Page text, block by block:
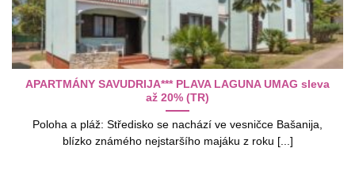
APARTMÁNY SAVUDRIJA*** PLAVA LAGUNA UMAG sleva
až 20% (TR)
Poloha a pláž: Středisko se nachází ve vesničce Bašanija,
blízko známého nejstaršího majáku z roku [...]